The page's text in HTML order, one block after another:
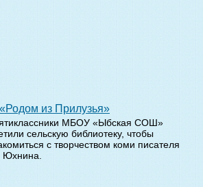
«Родом из Прилузья»
МБОУ «Ыбская СОШ»
сельскую библиотеку, чтобы
с творчеством коми писателя
Юхнина.